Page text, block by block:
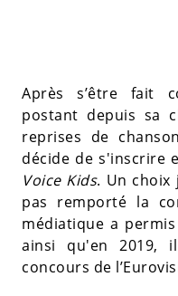
Après s’être fait
postant depuis sa
reprises de
décide de s'inscrire
Voice Kids. Un choix
pas remporté la
médiatique a
ainsi qu'en 2019,
concours de